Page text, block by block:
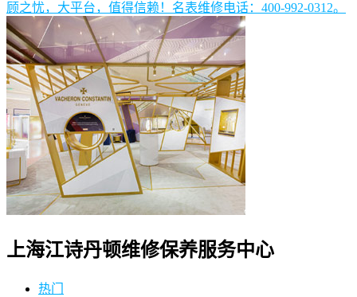
顾之忧，大平台，值得信赖！名表维修电话：400-992-0312。
上海江诗丹顿维修保养服务中心
热门